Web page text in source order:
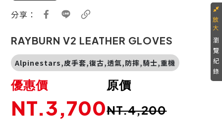
分享：
RAYBURN V2 LEATHER GLOVES
Alpinestars,皮手套,復古,透氣,防摔,騎士,重機
原價
NT.4,200
優惠價
NT.3,700
瀏
覽
紀
錄